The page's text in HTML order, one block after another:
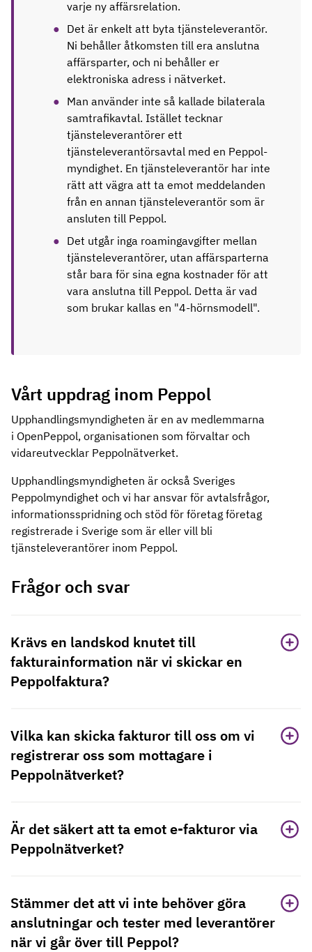
varje ny affärsrelation.
Det är enkelt att byta tjänsteleverantör.
Ni behåller åtkomsten till era anslutna
affärsparter, och ni behåller er
elektroniska adress i nätverket.
Man använder inte så kallade bilaterala
samtrafikavtal. Istället tecknar
tjänsteleverantörer ett
tjänsteleverantörsavtal med en Peppol-
myndighet. En tjänsteleverantör har inte
rätt att vägra att ta emot meddelanden
från en annan tjänsteleverantör som är
ansluten till Peppol.
Det utgår inga roamingavgifter mellan
tjänsteleverantörer, utan affärsparterna
står bara för sina egna kostnader för att
vara anslutna till Peppol. Detta är vad
som brukar kallas en "4-hörnsmodell".
Vårt uppdrag inom Peppol
Upphandlingsmyndigheten är en av medlemmarna
i OpenPeppol, organisationen som förvaltar och
vidareutvecklar Peppolnätverket.
Upphandlingsmyndigheten är också Sveriges
Peppolmyndighet och vi har ansvar för avtalsfrågor,
informationsspridning och stöd för företag företag
registrerade i Sverige som är eller vill bli
tjänsteleverantörer inom Peppol.
Frågor och svar
Krävs en landskod knutet till
fakturainformation när vi skickar en
Peppolfaktura?
Vilka kan skicka fakturor till oss om vi
registrerar oss som mottagare i
Peppolnätverket?
Är det säkert att ta emot e-fakturor via
Peppolnätverket?
Stämmer det att vi inte behöver göra
anslutningar och tester med leverantörer
när vi går över till Peppol?